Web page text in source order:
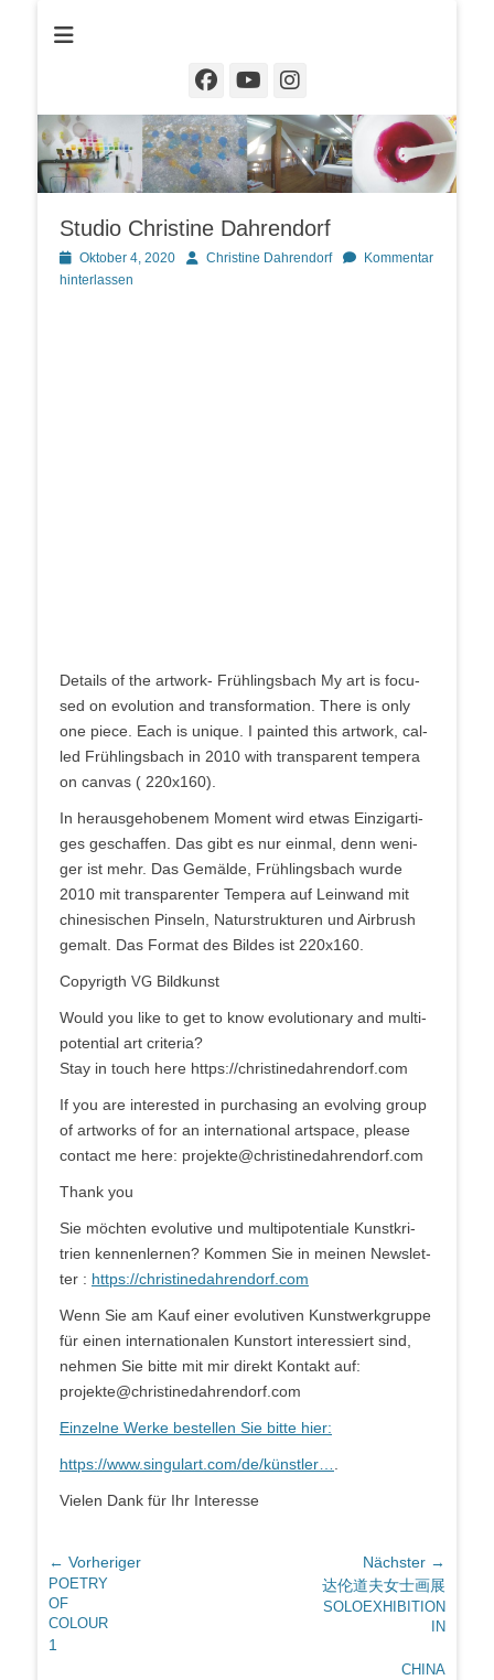
Facebook
YouTube
Instagram
Studio Christine Dahrendorf
Posted
on
Oktober 4, 2020 AutorChristine Dahrendorf
Kommentar
hinterlassen
Details of the art­work- Früh­lings­bach My art is focu­
sed on evo­lu­ti­on and trans­for­ma­ti­on. The­re is only
one pie­ce. Each is uni­que. I pain­ted this art­work, cal­
led Früh­lings­bach in 2010 with trans­pa­rent tem­pe­ra
on can­vas ( 220x160).
In her­aus­ge­ho­be­nem Moment wird etwas Ein­zig­ar­ti­
ges geschaf­fen. Das gibt es nur ein­mal, denn weni­
ger ist mehr. Das Gemäl­de, Früh­lings­bach wur­de
2010 mit trans­pa­ren­ter Tem­pe­ra auf Lein­wand mit
chi­ne­si­schen Pin­seln, Natur­struk­tu­ren und Air­brush
gemalt. Das For­mat des Bil­des ist 220x160.
Copy­rigth VG Bildkunst
Would you like to get to know evo­lu­tio­na­ry and mul­ti­
po­ten­ti­al art cri­te­ria?
Stay in touch here https://christinedahrendorf.com
If you are inte­res­ted in purcha­sing an evol­ving group
of art­works of for an inter­na­tio­nal art­space, plea­se
cont­act me here: projekte@christinedahrendorf.com
Thank you
Sie möch­ten evo­lu­ti­ve und mul­ti­po­ten­tia­le Kunst­kri­
trien ken­nen­ler­nen? Kom­men Sie in mei­nen News­let­
ter : https://christinedahrendorf.com
Wenn Sie am Kauf einer evo­lu­ti­ven Kunst­werk­grup­pe
für einen inter­na­tio­na­len Kunst­ort inter­es­siert sind,
neh­men Sie bit­te mit mir direkt Kon­takt auf:
projekte@christinedahrendorf.com
Ein­zel­ne Wer­ke bestel­len Sie bit­te hier:
https://www.singulart.com/de/künstler….
Vie­len Dank für Ihr Interesse
Beitragsnavigation
← Vorheriger
Vorheriger
Beitrag:
POETRY
OF
COLOUR
1
Nächster →
达伦道夫女士画展
SOLOEXHIBITION
IN
CHINA